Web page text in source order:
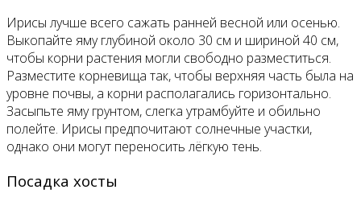
Ирисы лучше всего сажать ранней весной или осенью.
Выкопайте яму глубиной около 30 см и шириной 40 см,
чтобы корни растения могли свободно разместиться.
Разместите корневища так, чтобы верхняя часть была на
уровне почвы, а корни располагались горизонтально.
Засыпьте яму грунтом, слегка утрамбуйте и обильно
полейте. Ирисы предпочитают солнечные участки,
однако они могут переносить лёгкую тень.
Посадка хосты